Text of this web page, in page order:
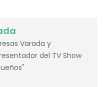
Varada y
del TV Show